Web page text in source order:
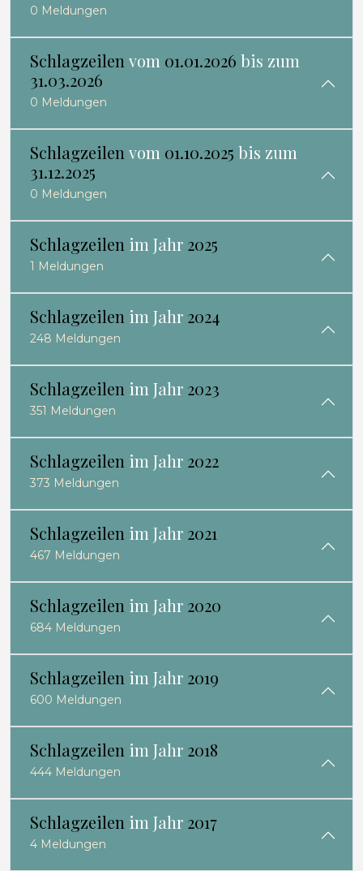
0 Meldungen
Schlagzeilen vom 01.01.2026 bis zum
31.03.2026
0 Meldungen
Schlagzeilen vom 01.10.2025 bis zum
31.12.2025
0 Meldungen
Schlagzeilen im Jahr 2025
1 Meldungen
Schlagzeilen im Jahr 2024
248 Meldungen
Schlagzeilen im Jahr 2023
351 Meldungen
Schlagzeilen im Jahr 2022
373 Meldungen
Schlagzeilen im Jahr 2021
467 Meldungen
Schlagzeilen im Jahr 2020
684 Meldungen
Schlagzeilen im Jahr 2019
600 Meldungen
Schlagzeilen im Jahr 2018
444 Meldungen
Schlagzeilen im Jahr 2017
4 Meldungen